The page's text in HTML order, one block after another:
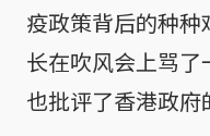
疫政策背后的种
长在吹风会上骂
也批评了香港政府